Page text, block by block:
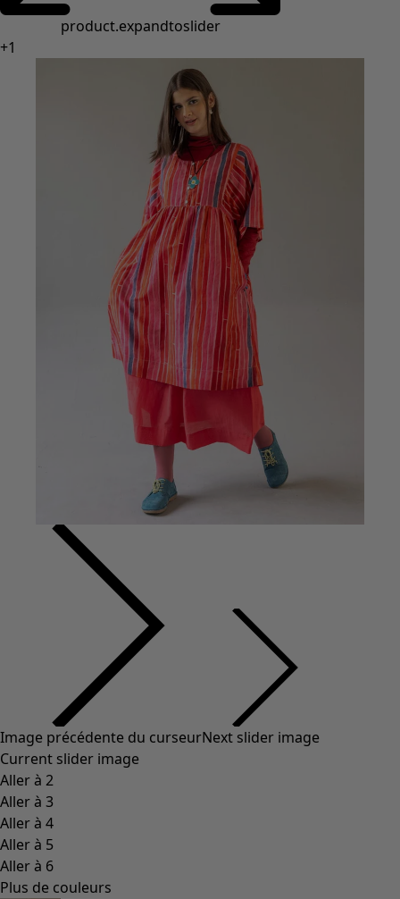
product.expandtoslider
+1
Image précédente du curseurNext slider image
Current slider image
Aller à 2
Aller à 3
Aller à 4
Aller à 5
Aller à 6
Plus de couleurs